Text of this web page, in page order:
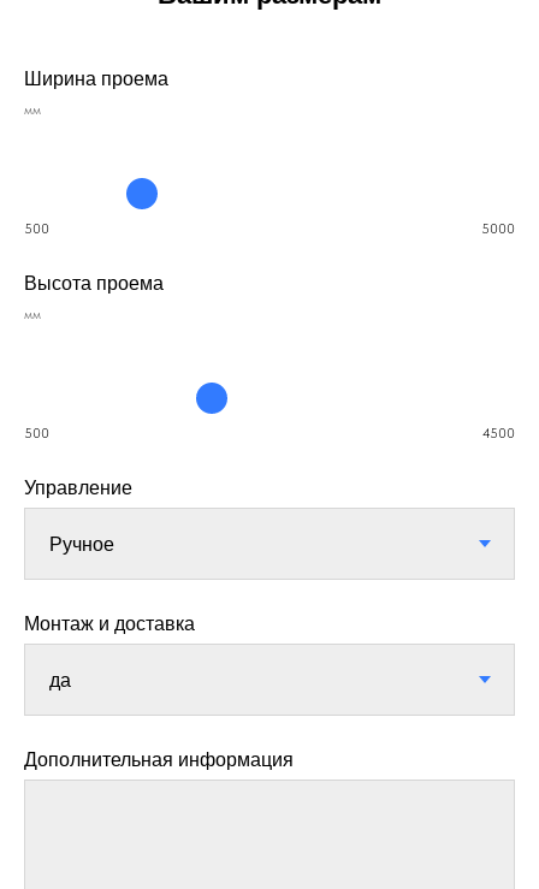
Ширина проема
мм
500 5000
Высота проема
мм
500 4500
Управление
Монтаж и доставка
Дополнительная информация